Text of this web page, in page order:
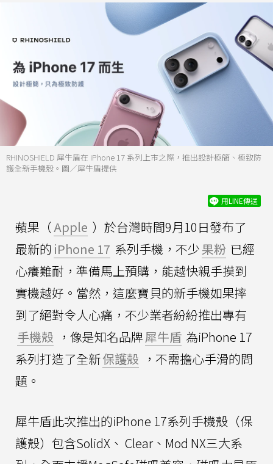
RHINOSHIELD 犀牛盾在 iPhone 17 系列上市之際，推出設計極簡、極致防
護全新手機殼。圖／犀牛盾提供
用LINE傳送
蘋果（Apple ）於台灣時間9月10日發布了
最新的 iPhone 17 系列手機，不少果粉 已經
心癢難耐，準備馬上預購，能越快親手摸到
實機越好。當然，這麼寶貝的新手機如果摔
到了絕對令人心痛，不少業者紛紛推出專有
手機殼 ，像是知名品牌犀牛盾 為iPhone 17
系列打造了全新保護殼 ，不需擔心手滑的問
題。
犀牛盾此次推出的iPhone 17系列手機殼（保
護殼）包含SolidX、 Clear、Mod NX三大系